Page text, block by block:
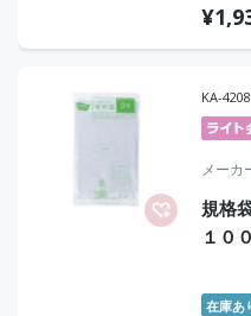
¥
KA-
メーカ
規格
１０
在庫あ